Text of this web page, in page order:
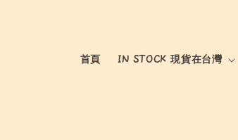
首頁 IN STOCK 現貨在台灣